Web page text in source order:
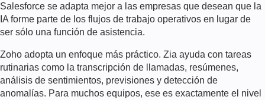
Salesforce se adapta mejor a las empresas que desean que la
IA forme parte de los flujos de trabajo operativos en lugar de
ser sólo una función de asistencia.
Zoho adopta un enfoque más práctico. Zia ayuda con tareas
rutinarias como la transcripción de llamadas, resúmenes,
análisis de sentimientos, previsiones y detección de
anomalías. Para muchos equipos, ese es exactamente el nivel